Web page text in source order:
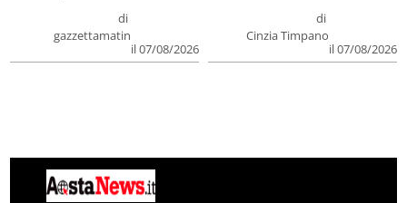
di
gazzettamatin
il 07/08/2026
di
Cinzia Timpano
il 07/08/2026